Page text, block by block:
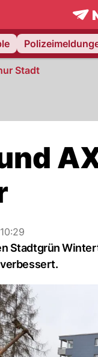
Stadt
Stadtgrün